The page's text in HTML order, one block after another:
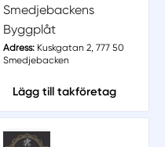
Smedjebackens
Byggplåt
Adress:Kuskgatan 2, 777 50
Smedjebacken
Lägg till takföretag